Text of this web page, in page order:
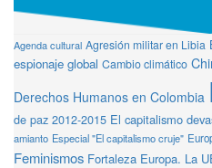
Agenda cultural Agresión militar en Libia
espionaje global Cambio climático
Derechos Humanos en Colombia
de paz 2012-2015 El capitalismo
amianto Especial "El capitalismo cruje"
Feminismos Fortaleza Europa. La